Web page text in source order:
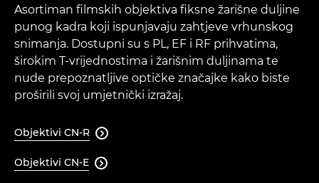
Asortiman filmskih objektiva fiksne žarišne duljine
punog kadra koji ispunjavaju zahtjeve vrhunskog
snimanja. Dostupni su s PL, EF i RF prihvatima,
širokim T-vrijednostima i žarišnim duljinama te
nude prepoznatljive optičke značajke kako biste
proširili svoj umjetnički izražaj.
Objektivi CN-R 
Objektivi CN-E 